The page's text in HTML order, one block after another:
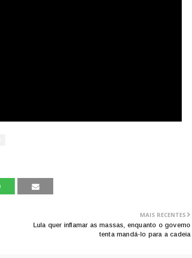
MAIS RECENTES
Lula quer inflamar as massas, enquanto o governo
tenta mandá-lo para a cadeia